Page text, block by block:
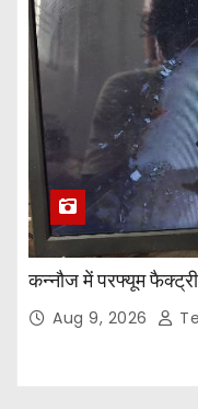
कन्नौज में परफ्यूम फैक्ट्री
Aug 9, 2026